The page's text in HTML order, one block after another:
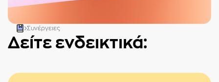
Συνέργειες
Δείτε ενδεικτικά: